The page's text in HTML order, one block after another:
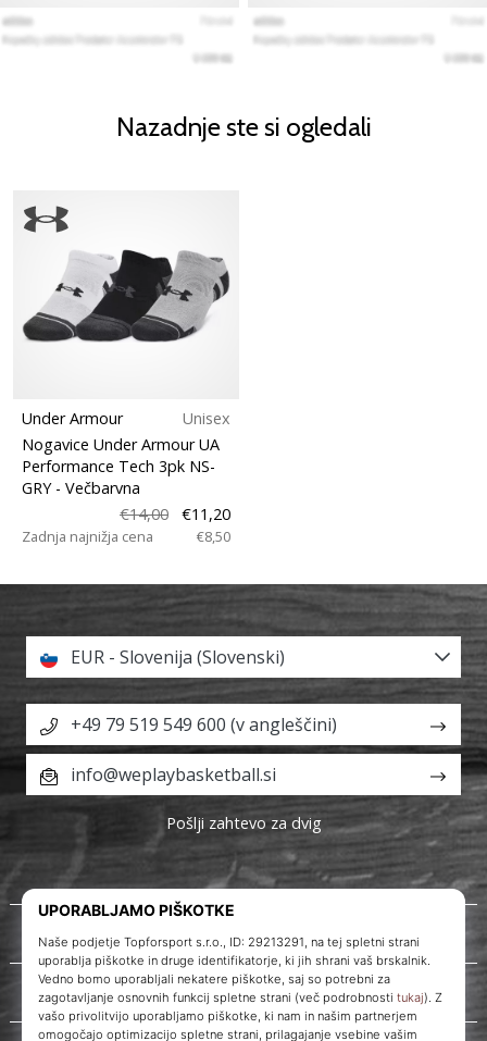
Nazadnje ste si ogledali
Under Armour
Unisex
Nogavice Under Armour UA
Performance Tech 3pk NS-
GRY - Večbarvna
€14,00
€11,20
Zadnja najnižja cena €8,50
O nas
Storitve za stranke
EUR - Slovenija (Slovenski)
+49 79 519 549 600 (v angleščini)
info@weplaybasketball.si
Pošlji zahtevo za dvig